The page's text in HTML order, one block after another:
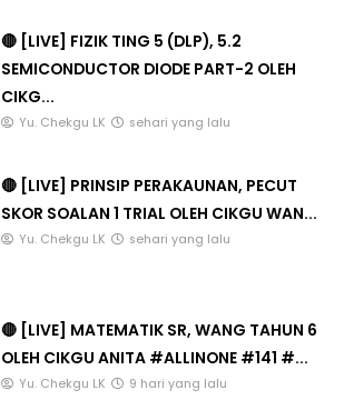
🔴 [LIVE] FIZIK TING 5 (DLP), 5.2
SEMICONDUCTOR DIODE PART-2 OLEH
CIKG...
Yu. Chekgu LK sehari yang lalu
🔴 [LIVE] PRINSIP PERAKAUNAN, PECUT
SKOR SOALAN 1 TRIAL OLEH CIKGU WAN...
Yu. Chekgu LK sehari yang lalu
🔴 [LIVE] MATEMATIK SR, WANG TAHUN 6
OLEH CIKGU ANITA #ALLINONE #141 #...
Yu. Chekgu LK 9 hari yang lalu